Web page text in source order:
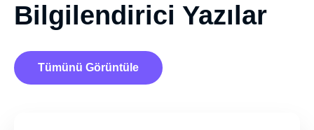
Bilgilendirici Yazılar
Tümünü Görüntüle